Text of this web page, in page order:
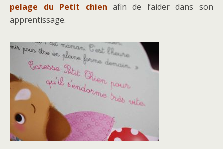
pelage du Petit chien afin de l’aider dans son
apprentissage.